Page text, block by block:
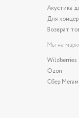
Акустика
Для
Возврат
Мы на
Wildberries
Ozon
Сбер